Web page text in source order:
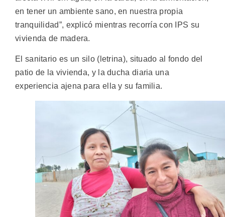
en tener un ambiente sano, en nuestra propia
tranquilidad”, explicó mientras recorría con IPS su
vivienda de madera.
El sanitario es un silo (letrina), situado al fondo del
patio de la vivienda, y la ducha diaria una
experiencia ajena para ella y su familia.